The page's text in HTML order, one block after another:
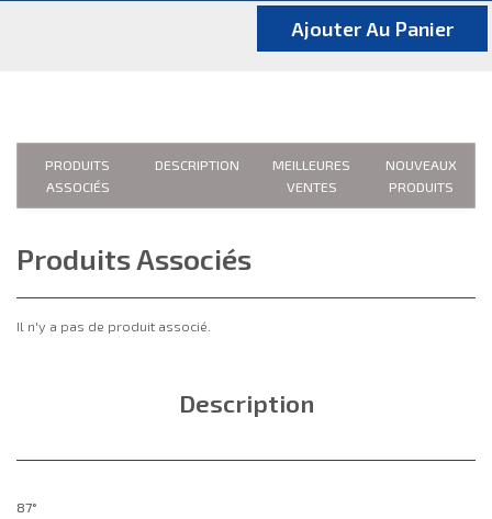
Ajouter Au Panier
PRODUITS
ASSOCIÉS
DESCRIPTION
MEILLEURES
VENTES
NOUVEAUX
PRODUITS
Produits Associés
Il n'y a pas de produit associé.
Description
87°